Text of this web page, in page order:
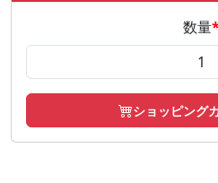
数量
ショッピング